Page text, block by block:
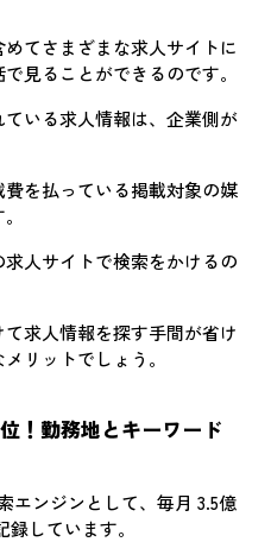
てさまざまな求人サイトに
見ることができるのです。
いる求人情報は、企業側が
を払っている掲載対象の媒
人サイトで検索をかけるの
求人情報を探す手間が省け
リットでしょう。
！勤務地とキーワード
エンジンとして、毎月 3.5億
しています。